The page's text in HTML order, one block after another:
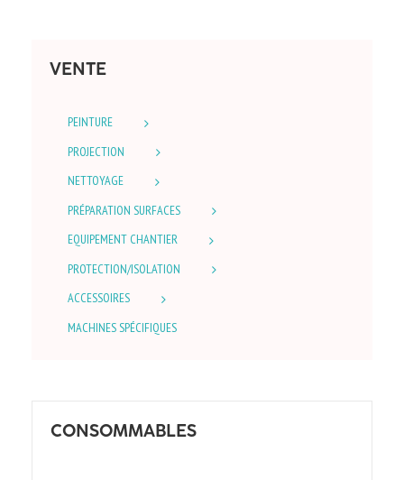
VENTE
PEINTURE
PROJECTION
NETTOYAGE
PRÉPARATION SURFACES
EQUIPEMENT CHANTIER
PROTECTION/ISOLATION
ACCESSOIRES
MACHINES SPÉCIFIQUES
CONSOMMABLES